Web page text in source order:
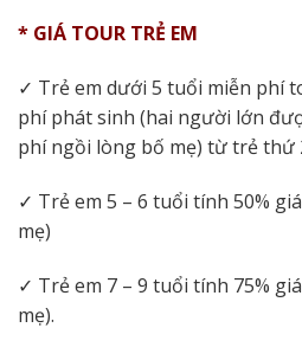
* GIÁ TOUR TRẺ EM
✓ Trẻ em dưới 5 tuổi miễn phí
phí phát sinh (hai người lớn
phí ngồi lòng bố mẹ) từ trẻ thứ
✓ Trẻ em 5 – 6 tuổi tính 50%
mẹ)
✓ Trẻ em 7 – 9 tuổi tính 75%
mẹ).